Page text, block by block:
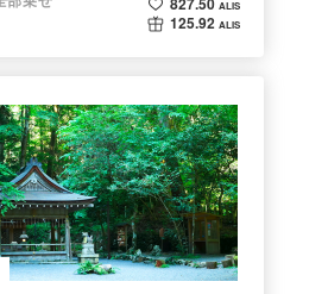
ALIS
125.92 ALIS